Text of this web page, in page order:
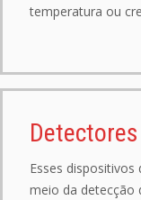
temperatura ou
Esses
meio da detecção